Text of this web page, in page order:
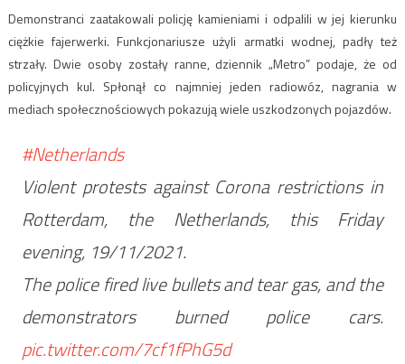
Demonstranci zaatakowali policję kamieniami i odpalili w jej kierunku
ciężkie fajerwerki. Funkcjonariusze użyli armatki wodnej, padły też
strzały. Dwie osoby zostały ranne, dziennik „Metro” podaje, że od
policyjnych kul. Spłonął co najmniej jeden radiowóz, nagrania w
mediach społecznościowych pokazują wiele uszkodzonych pojazdów.
#Netherlands
Violent protests against Corona restrictions in
Rotterdam, the Netherlands, this Friday
evening, 19/11/2021.
The police fired live bullets and tear gas, and the
demonstrators burned police cars.
pic.twitter.com/7cf1fPhG5d